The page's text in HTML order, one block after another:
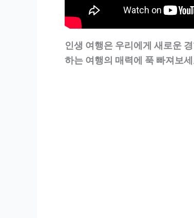
인생 여행은 우리에게 새로운
하는 여행의 매력에 푹 빠져보